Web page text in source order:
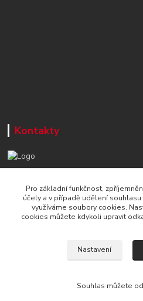
Kontakty
Po-Čt, 8-16 hod./ Pá 8-13 hod.
info@naradi-stetka.cz
Pro základní funkčnost,
účely a v případě udělení
využíváme soubory cookies.
cookies můžete kdykoli upravit
Nastavení
Souhlas můžete